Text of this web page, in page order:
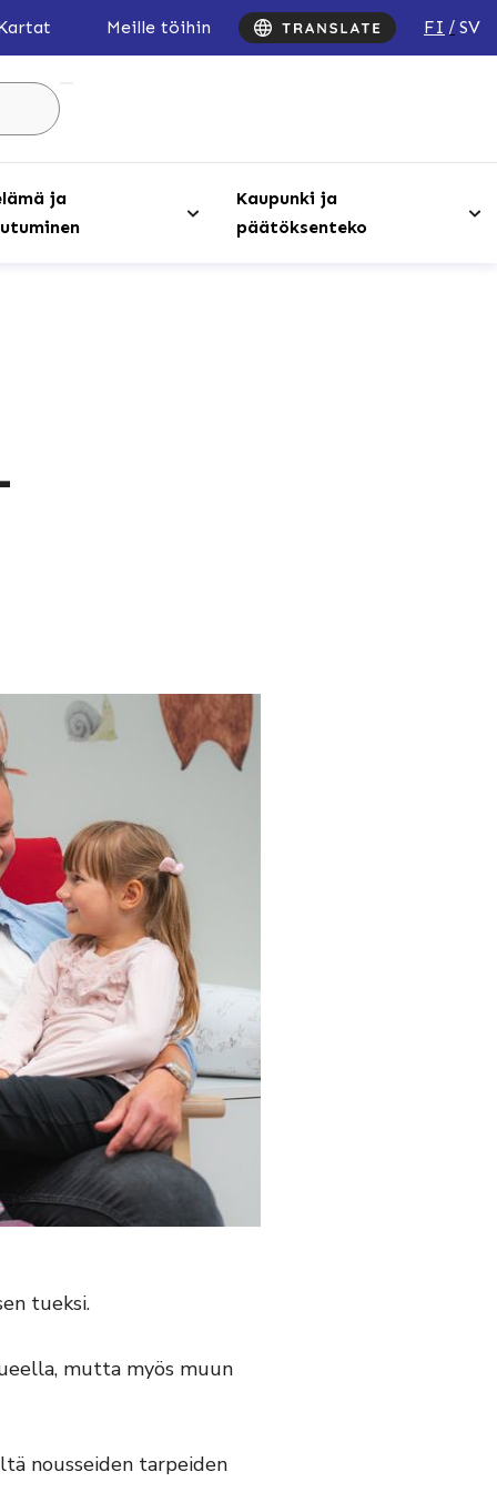
Meille töihin FI SV
ja
Kaupunki ja
päätöksenteko
tueksi.
mutta myös muun
nousseiden tarpeiden